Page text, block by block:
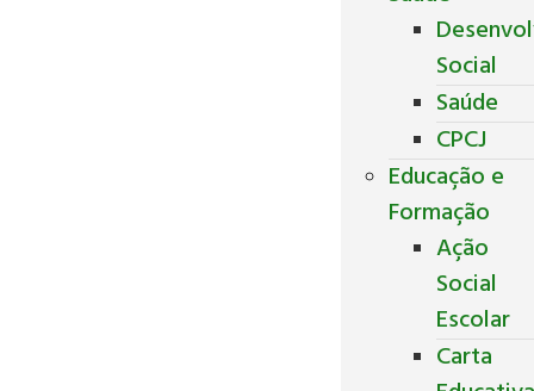
Social
Saúde
CPCJ
Educação e
Formação
Ação
Social
Escolar
Carta